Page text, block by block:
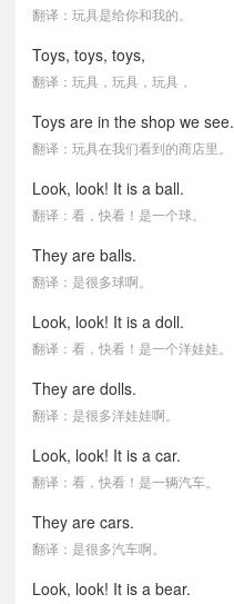
翻译：玩具是给你和我的。
Toys, toys, toys,
翻译：玩具，玩具，玩具，
Toys are in the shop we see.
翻译：玩具在我们看到的商店里。
Look, look! It is a ball.
翻译：看，快看！是一个球。
They are balls.
翻译：是很多球啊。
Look, look! It is a doll.
翻译：看，快看！是一个洋娃娃。
They are dolls.
翻译：是很多洋娃娃啊。
Look, look! It is a car.
翻译：看，快看！是一辆汽车。
They are cars.
翻译：是很多汽车啊。
Look, look! It is a bear.